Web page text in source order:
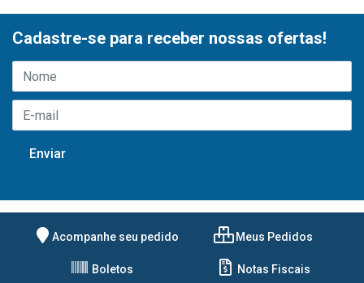
Cadastre-se para receber nossas ofertas!
Acompanhe seu pedido Meus Pedidos
Boletos Notas Fiscais